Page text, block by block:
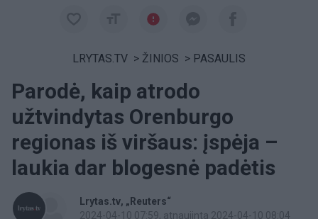
LRYTAS.TV > ŽINIOS > PASAULIS
Parodė, kaip atrodo
užtvindytas Orenburgo
regionas iš viršaus: įspėja –
laukia dar blogesnė padėtis
Lrytas.tv „Reuters“
2024-04-10 07:59, atnaujinta 2024-04-10 08:04